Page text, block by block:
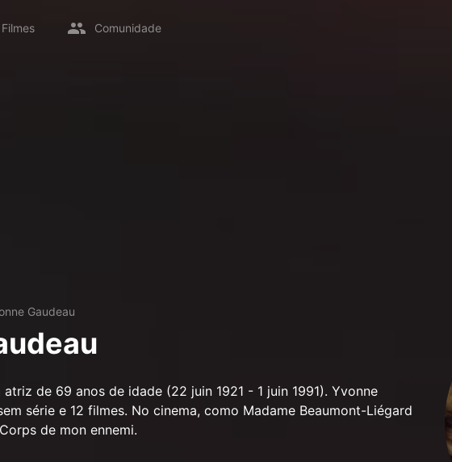
Filmes Comunidade
Gaudeau
atriz de 69 anos de idade (22 juin 1921 - 1 juin 1991). Yvonne
série e 12 filmes. No cinema, como Madame Beaumont-Liégard
de mon ennemi.